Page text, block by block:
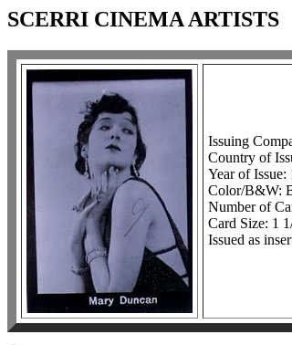
SCERRI CINEMA ARTISTS
Issuing
Country of
Year of Issue:
Color/B&W:
Number of
Card Size: 1
Issued as